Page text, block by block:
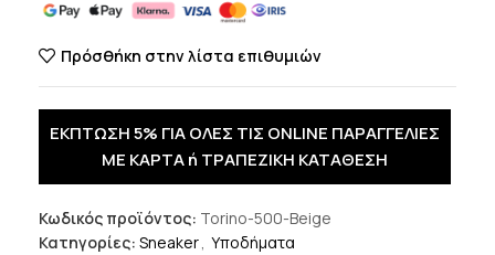
Πρόσθήκη στην λίστα επιθυμιών
ΕΚΠΤΩΣΗ 5% ΓΙΑ ΟΛΕΣ ΤΙΣ ONLINE ΠΑΡΑΓΓΕΛΙΕΣ
ΜΕ ΚΑΡΤΑ ή ΤΡΑΠΕΖΙΚΗ ΚΑΤΑΘΕΣΗ
Κωδικός προϊόντος: Torino-500-Beige
Κατηγορίες: Sneaker, Υποδήματα